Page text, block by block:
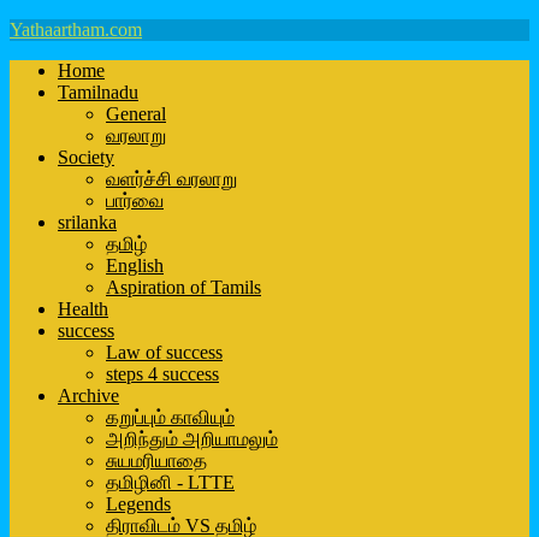
Yathaartham.com
Home
Tamilnadu
General
வரலாறு
Society
வளர்ச்சி வரலாறு
பார்வை
srilanka
தமிழ்
English
Aspiration of Tamils
Health
success
Law of success
steps 4 success
Archive
கறுப்பும் காவியும்
அறிந்தும் அறியாமலும்
சுயமரியாதை
தமிழினி - LTTE
Legends
திராவிடம் VS தமிழ்